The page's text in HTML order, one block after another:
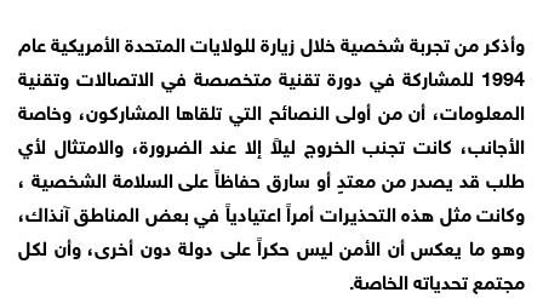
وأذكر من تجربة شخصية خلال زيارة للولايات المتحدة الأمريكية عام
1994 للمشاركة في دورة تقنية متخصصة في الاتصالات وتقنية
المعلومات، أن من أولى النصائح التي تلقاها المشاركون، وخاصة
الأجانب، كانت تجنب الخروج ليلاً إلا عند الضرورة، والامتثال لأي
طلب قد يصدر من معتدٍ أو سارق حفاظاً على السلامة الشخصية ،
وكانت مثل هذه التحذيرات أمراً اعتيادياً في بعض المناطق آنذاك،
وهو ما يعكس أن الأمن ليس حكراً على دولة دون أخرى، وأن لكل
مجتمع تحدياته الخاصة.